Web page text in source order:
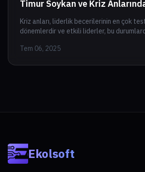
Timur Soykan ve Kriz
Kriz anları, liderlik becerilerinin en çok
dönemlerdir ve etkili liderler, bu
<b>Timur Soykan</b> gibi liderler,
etkili liderler yetiştirmek adına önem taşır.
Tem 06, 2025
Ekolsoft